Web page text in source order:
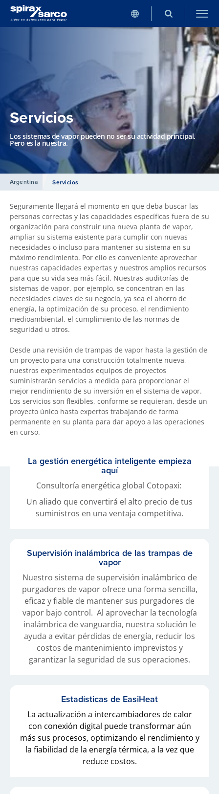
Servicios
Los sistemas de vapor pueden no ser su actividad principal.
Pero es la nuestra.
Argentina Servicios
Seguramente llegará el momento en que deba buscar las
personas correctas y las capacidades específicas fuera de su
organización para construir una nueva planta de vapor,
ampliar su sistema existente para cumplir con nuevas
necesidades o incluso para mantener su sistema en su
máximo rendimiento. Por ello es conveniente aprovechar
nuestras capacidades expertas y nuestros amplios recursos
para que su vida sea más fácil. Nuestras auditorías de
sistemas de vapor, por ejemplo, se concentran en las
necesidades claves de su negocio, ya sea el ahorro de
energía, la optimización de su proceso, el rendimiento
medioambiental, el cumplimiento de las normas de
seguridad u otros.
Desde una revisión de trampas de vapor hasta la gestión de
un proyecto para una construcción totalmente nueva,
nuestros experimentados equipos de proyectos
suministrarán servicios a medida para proporcionar el
mejor rendimiento de su inversión en el sistema de vapor.
Los servicios son flexibles, conforme se requieran, desde un
proyecto único hasta expertos trabajando de forma
permanente en su planta para dar apoyo a las operaciones
en curso.
La gestión energética inteligente empieza
aquí
Consultoría energética global Cotopaxi:
Un aliado que convertirá el alto precio de tus
suministros en una ventaja competitiva.
Supervisión inalámbrica de las trampas de
vapor
Nuestro sistema de supervisión inalámbrico de
purgadores de vapor ofrece una forma sencilla,
eficaz y fiable de mantener sus purgadores de
vapor bajo control. Al aprovechar la tecnología
inalámbrica de vanguardia, nuestra solución le
ayuda a evitar pérdidas de energía, reducir los
costos de mantenimiento imprevistos y
garantizar la seguridad de sus operaciones.
Estadísticas de EasiHeat
La actualización a intercambiadores de calor
con conexión digital puede transformar aún
más sus procesos, optimizando el rendimiento y
la fiabilidad de la energía térmica, a la vez que
reduce costos.